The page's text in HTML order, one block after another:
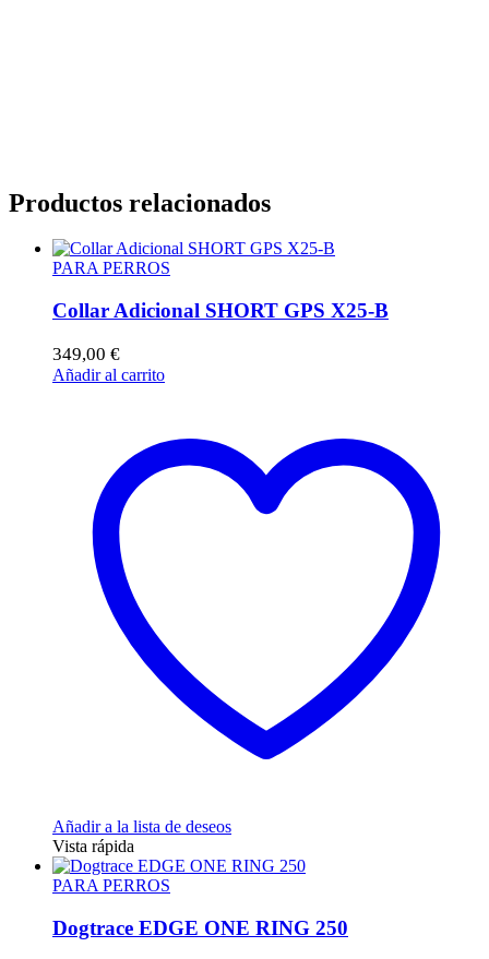
Productos relacionados
PARA PERROS
Collar Adicional SHORT GPS X25-B
349,00 €
Añadir al carrito
Añadir a la lista de deseos
Vista rápida
PARA PERROS
Dogtrace EDGE ONE RING 250